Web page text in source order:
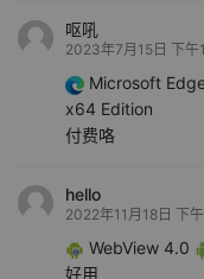
呕吼
2023年7月15日 下午
Microsoft
x64 Edition
付费咯
hello
2022年11月18日 下
WebView 4.0
好用